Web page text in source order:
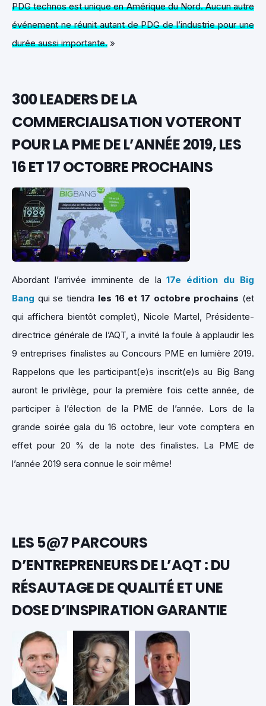
PDG technos est unique en Amérique du Nord. Aucun autre
événement ne réunit autant de PDG de l’industrie pour une
durée aussi importante. »
300 LEADERS DE LA
COMMERCIALISATION VOTERONT
POUR LA PME DE L’ANNÉE 2019, LES
16 ET 17 OCTOBRE PROCHAINS
Abordant l’arrivée imminente de la17e édition du Big
Bang qui se tiendra les 16 et 17 octobre prochains (et
qui affichera bientôt complet), Nicole Martel, Présidente-
directrice générale de l’AQT, a invité la foule à applaudir les
9 entreprises finalistes au Concours PME en lumière 2019.
Rappelons que les participant(e)s inscrit(e)s au Big Bang
auront le privilège, pour la première fois cette année, de
participer à l’élection de la PME de l’année. Lors de la
grande soirée gala du 16 octobre, leur vote comptera en
effet pour 20 % de la note des finalistes. La PME de
l’année 2019 sera connue le soir même!
LES 5@7 PARCOURS
D’ENTREPRENEURS DE L’AQT : DU
RÉSAUTAGE DE QUALITÉ ET UNE
DOSE D’INSPIRATION GARANTIE